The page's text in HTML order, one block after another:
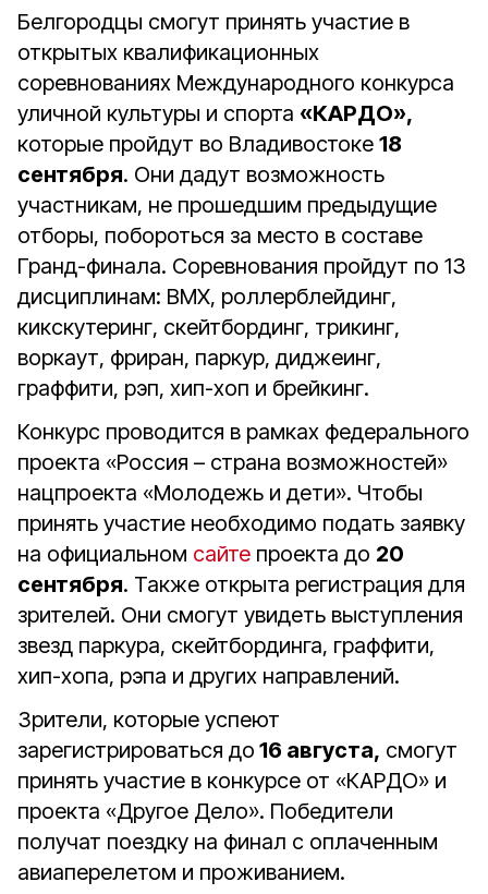
Белгородцы смогут принять участие в
открытых квалификационных
соревнованиях Международного конкурса
уличной культуры и спорта «КАРДО»,
которые пройдут во Владивостоке 18
сентября. Они дадут возможность
участникам, не прошедшим предыдущие
отборы, побороться за место в составе
Гранд-финала. Соревнования пройдут по 13
дисциплинам: BMX, роллерблейдинг,
кикскутеринг, скейтбординг, трикинг,
воркаут, фриран, паркур, диджеинг,
граффити, рэп, хип-хоп и брейкинг.
Конкурс проводится в рамках федерального
проекта «Россия – страна возможностей»
нацпроекта «Молодежь и дети». Чтобы
принять участие необходимо подать заявку
на официальном сайте проекта до 20
сентября. Также открыта регистрация для
зрителей. Они смогут увидеть выступления
звезд паркура, скейтбординга, граффити,
хип-хопа, рэпа и других направлений.
Зрители, которые успеют
зарегистрироваться до 16 августа, смогут
принять участие в конкурсе от «КАРДО» и
проекта «Другое Дело». Победители
получат поездку на финал с оплаченным
авиаперелетом и проживанием.